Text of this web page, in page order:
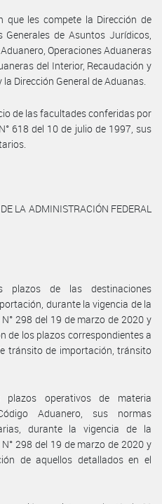
que les compete la Dirección de
Generales de Asuntos Jurídicos,
Operaciones Aduaneras
del Interior, Recaudación y
Dirección General de Aduanas.
de las facultades conferidas por
618 del 10 de julio de 1997, sus
LA ADMINISTRACIÓN FEDERAL
plazos de las destinaciones
durante la vigencia de la
298 del 19 de marzo de 2020 y
de los plazos correspondientes a
tránsito de importación, tránsito
plazos operativos de materia
Aduanero, sus normas
durante la vigencia de la
298 del 19 de marzo de 2020 y
de aquellos detallados en el